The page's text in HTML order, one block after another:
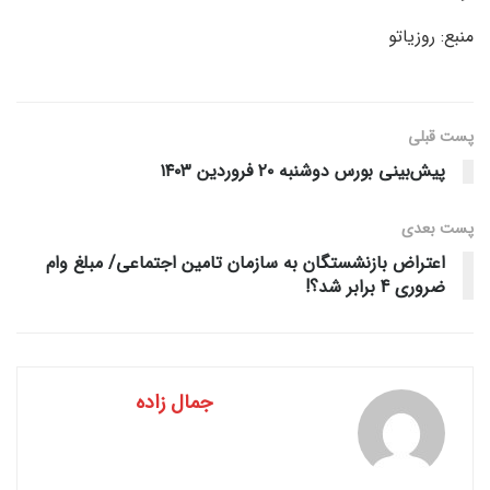
منبع: روزیاتو
پست قبلی
پیش‌بینی بورس دوشنبه ۲۰ فروردین ۱۴۰۳
پست‌ بعدی
اعتراض بازنشستگان به سازمان تامین اجتماعی/ مبلغ وام
ضروری 4 برابر شد؟!
جمال زاده